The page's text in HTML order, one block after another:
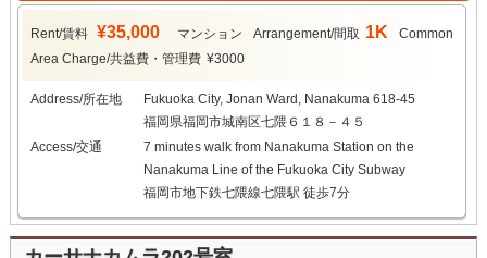
Rent/賃料 ¥35,000 マンション Arrangement/間取 1K
Common
Area Charge/共益費・管理費 ¥3000
Address/所在地
Fukuoka City, Jonan Ward, Nanakuma 618-45
福岡県福岡市城南区七隈６１８－４５
Access/交通
7 minutes walk from Nanakuma Station on the
Nanakuma Line of the Fukuoka City Subway
福岡市地下鉄七隈線七隈駅 徒歩7分